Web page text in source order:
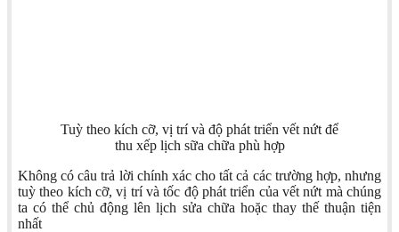
Tuỳ theo kích cỡ, vị trí và độ phát triển vết nứt để
thu xếp lịch sữa chữa phù hợp
Không có câu trả lời chính xác cho tất cả các trường hợp, nhưng
tuỳ theo kích cỡ, vị trí và tốc độ phát triển của vết nứt mà chúng
ta có thể chủ động lên lịch sửa chữa hoặc thay thế thuận tiện
nhất